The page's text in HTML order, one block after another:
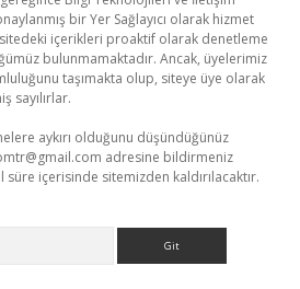
bir Yer Sağlayıcı olarak hizmet
içerikleri proaktif olarak denetleme
bulunmamaktadır. Ancak, üyelerimiz
taşımakta olup, siteye üye olarak
sayılırlar.
aykırı olduğunu düşündüğünüz
adresine bildirmeniz
içerisinde sitemizden kaldırılacaktır.